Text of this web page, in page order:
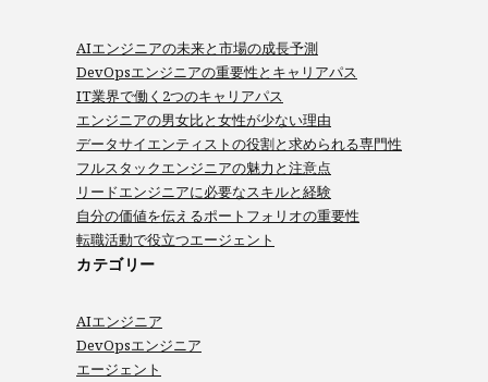
AIエンジニアの未来と市場の成長予測
DevOpsエンジニアの重要性とキャリアパス
IT業界で働く2つのキャリアパス
エンジニアの男女比と女性が少ない理由
データサイエンティストの役割と求められる専門性
フルスタックエンジニアの魅力と注意点
リードエンジニアに必要なスキルと経験
自分の価値を伝えるポートフォリオの重要性
転職活動で役立つエージェント
カテゴリー
AIエンジニア
DevOpsエンジニア
エージェント